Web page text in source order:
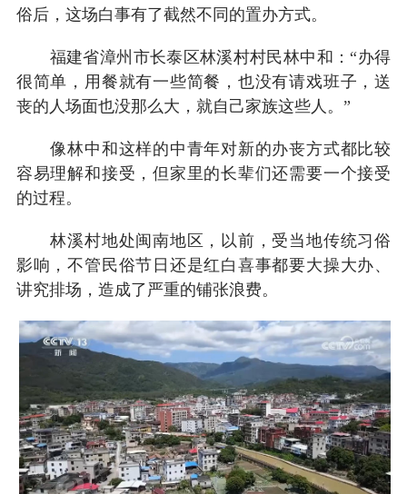
俗后，这场白事有了截然不同的置办方式。
福建省漳州市长泰区林溪村村民林中和：“办得
很简单，用餐就有一些简餐，也没有请戏班子，送
丧的人场面也没那么大，就自己家族这些人。”
像林中和这样的中青年对新的办丧方式都比较
容易理解和接受，但家里的长辈们还需要一个接受
的过程。
林溪村地处闽南地区，以前，受当地传统习俗
影响，不管民俗节日还是红白喜事都要大操大办、
讲究排场，造成了严重的铺张浪费。